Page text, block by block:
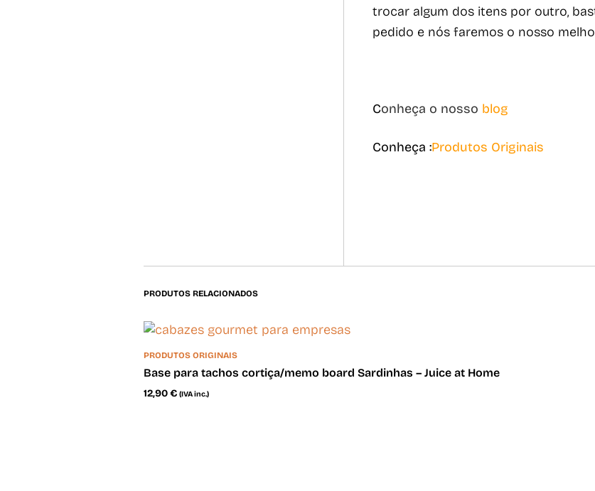
trocar algum dos itens por outro,
pedido e nós faremos o nosso
Conheça o nosso blog
Conheça :Produtos Originais
PRODUTOS RELACIONADOS
PRODUTOS ORIGINAIS
Base para tachos cortiça/memo board Sardinhas – Juice at Home
12,90€ (IVA inc.)